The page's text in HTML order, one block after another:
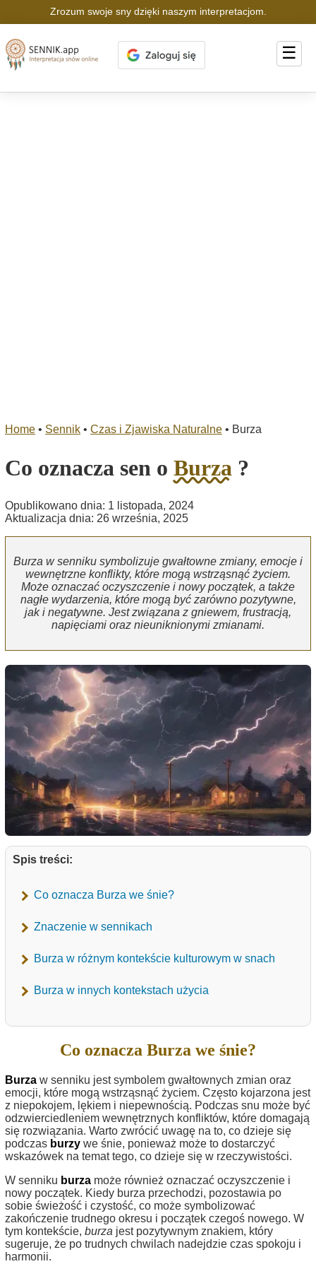
Zrozum swoje sny dzięki naszym interpretacjom.
☰
Home • Sennik • Czas i Zjawiska Naturalne • Burza
Co oznacza sen o Burza ?
Opublikowano dnia: 1 listopada, 2024
Aktualizacja dnia: 26 września, 2025
Burza w senniku symbolizuje gwałtowne zmiany, emocje i
wewnętrzne konflikty, które mogą wstrząsnąć życiem.
Może oznaczać oczyszczenie i nowy początek, a także
nagłe wydarzenia, które mogą być zarówno pozytywne,
jak i negatywne. Jest związana z gniewem, frustracją,
napięciami oraz nieuniknionymi zmianami.
Spis treści:
Co oznacza Burza we śnie?
Znaczenie w sennikach
Burza w różnym kontekście kulturowym w snach
Burza w innych kontekstach użycia
Co oznacza Burza we śnie?
Burza w senniku jest symbolem gwałtownych zmian oraz
emocji, które mogą wstrząsnąć życiem. Często kojarzona jest
z niepokojem, lękiem i niepewnością. Podczas snu może być
odzwierciedleniem wewnętrznych konfliktów, które domagają
się rozwiązania. Warto zwrócić uwagę na to, co dzieje się
podczas burzy we śnie, ponieważ może to dostarczyć
wskazówek na temat tego, co dzieje się w rzeczywistości.
W senniku burza może również oznaczać oczyszczenie i
nowy początek. Kiedy burza przechodzi, pozostawia po
sobie świeżość i czystość, co może symbolizować
zakończenie trudnego okresu i początek czegoś nowego. W
tym kontekście, burza jest pozytywnym znakiem, który
sugeruje, że po trudnych chwilach nadejdzie czas spokoju i
harmonii.